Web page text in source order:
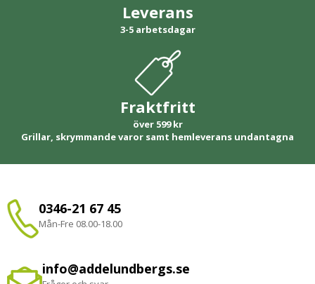
Leverans
3-5 arbetsdagar
Fraktfritt
över 599 kr
Grillar, skrymmande varor samt hemleverans undantagna
0346-21 67 45
Mån-Fre 08.00-18.00
info@addelundbergs.se